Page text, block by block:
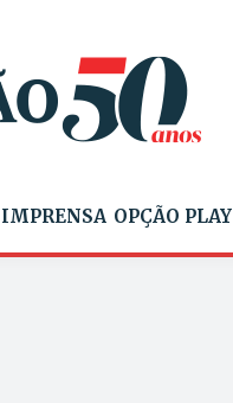
IMPRENSA OPÇÃO PLAY